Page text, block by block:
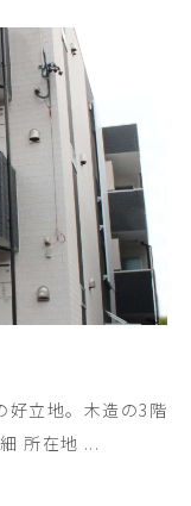
好立地。木造の3階
所在地 ...